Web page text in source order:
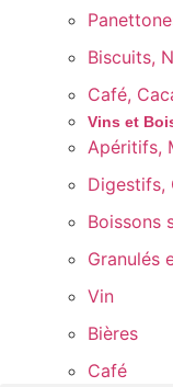
Biscuits,
Café,
Vins et
Apéritifs,
Digestifs,
Boissons
Granulés
Vin
Bières
Café